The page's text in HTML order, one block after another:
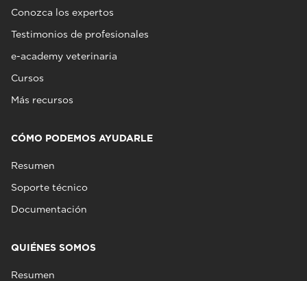
Conozca los expertos
Testimonios de profesionales
e-academy veterinaria
Cursos
Más recursos
CÓMO PODEMOS AYUDARLE
Resumen
Soporte técnico
Documentación
QUIÉNES SOMOS
Resumen